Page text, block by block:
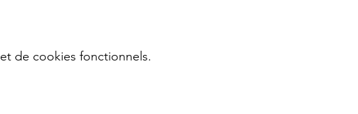
de cookies fonctionnels.